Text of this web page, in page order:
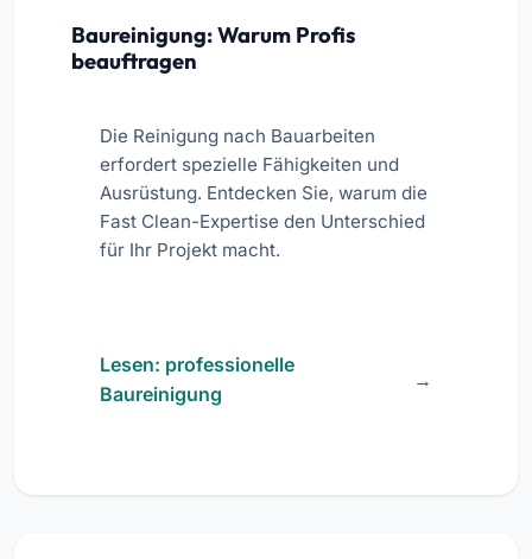
Baureinigung: Warum Profis
beauftragen
Die Reinigung nach Bauarbeiten
erfordert spezielle Fähigkeiten und
Ausrüstung. Entdecken Sie, warum die
Fast Clean-Expertise den Unterschied
für Ihr Projekt macht.
Lesen: professionelle
Baureinigung